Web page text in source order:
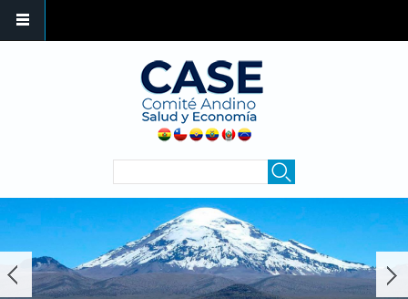
BÚSQUEDA